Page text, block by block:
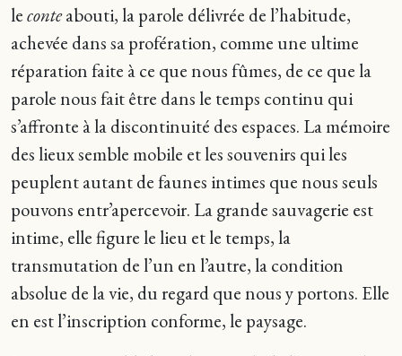
leconteabouti, la parole délivrée de l’habitude,
achevée dans sa profération, comme une ultime
réparation faite à ce que nous fûmes, de ce que la
parole nous fait être dans le temps continu qui
s’affronte à la discontinuité des espaces. La mémoire
des lieux semble mobile et les souvenirs qui les
peuplent autant de faunes intimes que nous seuls
pouvons entr’apercevoir. La grande sauvagerie est
intime, elle figure le lieu et le temps, la
transmutation de l’un en l’autre, la condition
absolue de la vie, du regard que nous y portons. Elle
en est l’inscription conforme, le paysage.